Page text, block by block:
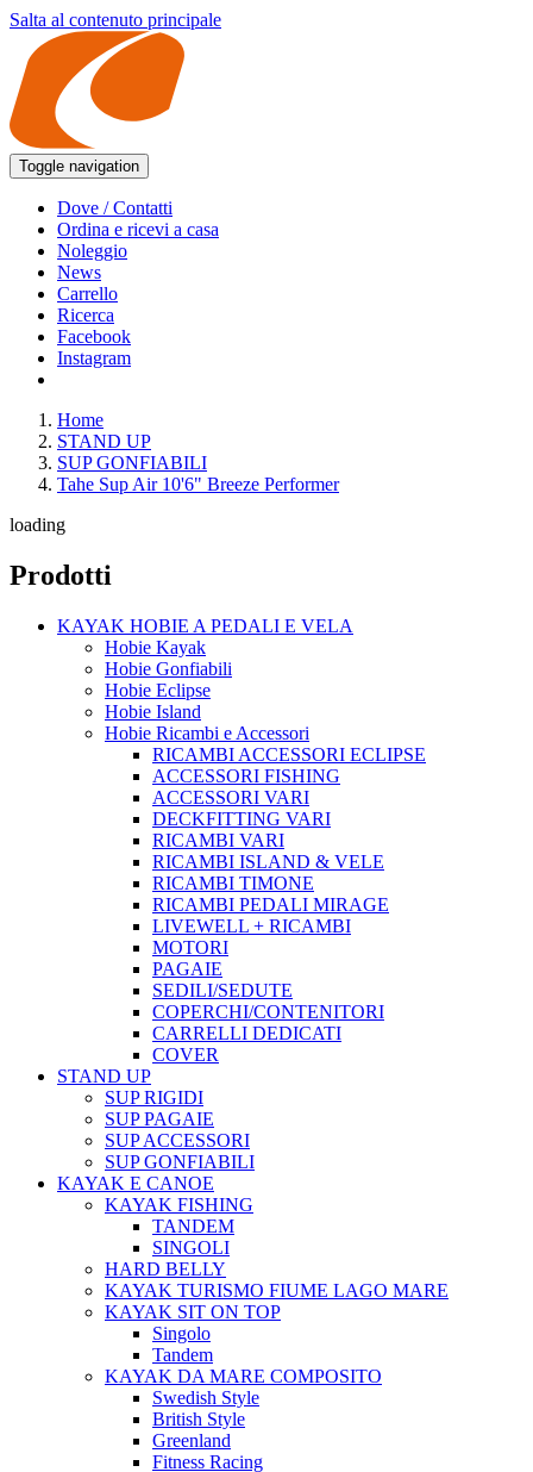
Salta al contenuto principale
Toggle navigation
Dove / Contatti
Ordina e ricevi a casa
Noleggio
News
Carrello
Ricerca
Facebook
Instagram
Home
STAND UP
SUP GONFIABILI
Tahe Sup Air 10'6" Breeze Performer
loading
Prodotti
KAYAK HOBIE A PEDALI E VELA
Hobie Kayak
Hobie Gonfiabili
Hobie Eclipse
Hobie Island
Hobie Ricambi e Accessori
RICAMBI ACCESSORI ECLIPSE
ACCESSORI FISHING
ACCESSORI VARI
DECKFITTING VARI
RICAMBI VARI
RICAMBI ISLAND & VELE
RICAMBI TIMONE
RICAMBI PEDALI MIRAGE
LIVEWELL + RICAMBI
MOTORI
PAGAIE
SEDILI/SEDUTE
COPERCHI/CONTENITORI
CARRELLI DEDICATI
COVER
STAND UP
SUP RIGIDI
SUP PAGAIE
SUP ACCESSORI
SUP GONFIABILI
KAYAK E CANOE
KAYAK FISHING
TANDEM
SINGOLI
HARD BELLY
KAYAK TURISMO FIUME LAGO MARE
KAYAK SIT ON TOP
Singolo
Tandem
KAYAK DA MARE COMPOSITO
Swedish Style
British Style
Greenland
Fitness Racing